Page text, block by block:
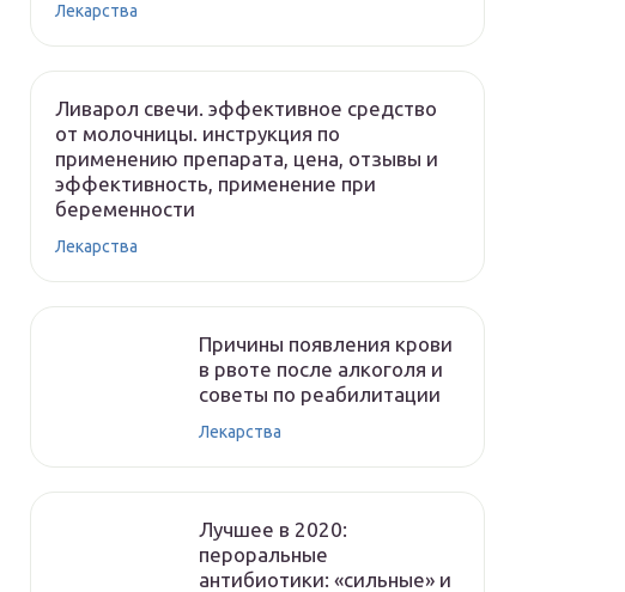
Лекарства
Ливарол свечи. эффективное средство
от молочницы. инструкция по
применению препарата, цена, отзывы и
эффективность, применение при
беременности
Лекарства
Причины появления крови
в рвоте после алкоголя и
советы по реабилитации
Лекарства
Лучшее в 2020:
пероральные
антибиотики: «сильные» и